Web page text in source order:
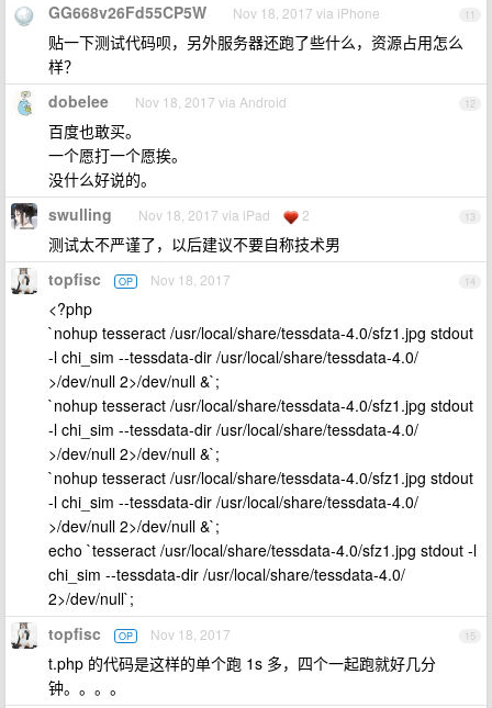
11
GG668v26Fd55CP5W Nov 18, 2017 via iPhone
贴一下测试代码呗，另外服务器还跑了些什么，资源占用怎么
样？
12
dobelee Nov 18, 2017 via Android
百度也敢买。
一个愿打一个愿挨。
没什么好说的。
13
swulling Nov 18, 2017 via iPad 2
测试太不严谨了，以后建议不要自称技术男
14
topfisc OP Nov 18, 2017
<?php
`nohup tesseract /usr/local/share/tessdata-4.0/sfz1.jpg stdout
-l chi_sim --tessdata-dir /usr/local/share/tessdata-4.0/
>/dev/null 2>/dev/null &`;
`nohup tesseract /usr/local/share/tessdata-4.0/sfz1.jpg stdout
-l chi_sim --tessdata-dir /usr/local/share/tessdata-4.0/
>/dev/null 2>/dev/null &`;
`nohup tesseract /usr/local/share/tessdata-4.0/sfz1.jpg stdout
-l chi_sim --tessdata-dir /usr/local/share/tessdata-4.0/
>/dev/null 2>/dev/null &`;
echo `tesseract /usr/local/share/tessdata-4.0/sfz1.jpg stdout -l
chi_sim --tessdata-dir /usr/local/share/tessdata-4.0/
2>/dev/null`;
15
topfisc OP Nov 18, 2017
t.php 的代码是这样的单个跑 1s 多，四个一起跑就好几分
钟。。。。